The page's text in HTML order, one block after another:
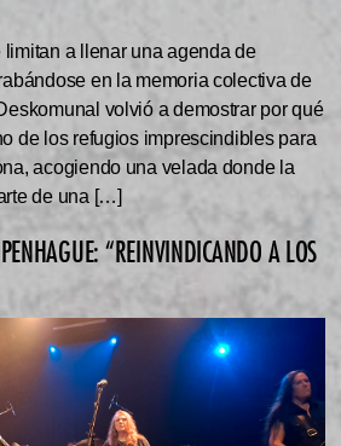
a llenar una agenda de
en la memoria colectiva de
volvió a demostrar por qué
de los refugios imprescindibles para
acogiendo una velada donde la
de una […]
“REINVINDICANDO A LOS